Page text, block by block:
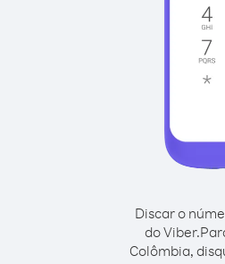
Discar o
do Viber.
Colômbia,